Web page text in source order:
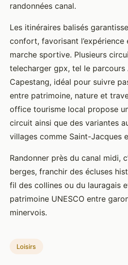
randonnées canal.
Les itinéraires balisés
confort, favorisant l’expérience
marche sportive. Plusieurs
telecharger gpx, tel le parcours
Capestang, idéal pour suivre
entre patrimoine, nature et
office tourisme local propose
circuit ainsi que des variantes
villages comme Saint-Jacques
Randonner près du canal midi,
berges, franchir des écluses
fil des collines ou du lauragais
patrimoine UNESCO entre
minervois.
Loisirs